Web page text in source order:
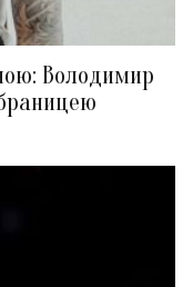
Володимир